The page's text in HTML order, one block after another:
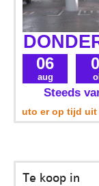
06
aug
Steeds
er op tijd uit is,
Te koop in